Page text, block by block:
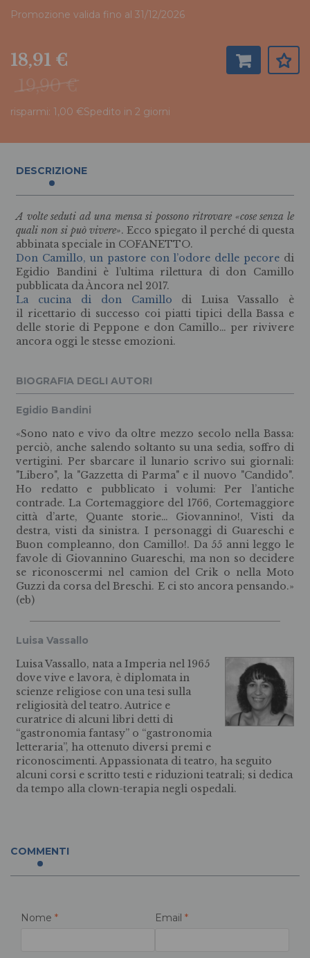
Promozione valida fino al 31/12/2026
19,90 €
18,91 €
risparmi: 1,00 €Spedito in 2 giorni
DESCRIZIONE
A volte seduti ad una mensa si possono ritrovare «cose senza le
quali non si può vivere». Ecco spiegato il perché di questa
abbinata speciale in COFANETTO.
Don Camillo, un pastore con l’odore delle pecore di
Egidio Bandini è l’ultima rilettura di don Camillo
pubblicata da Àncora nel 2017.
La cucina di don Camillo di Luisa Vassallo è
il ricettario di successo coi piatti tipici della Bassa e
delle storie di Peppone e don Camillo… per rivivere
ancora oggi le stesse emozioni.
BIOGRAFIA DEGLI AUTORI
Egidio Bandini
«Sono nato e vivo da oltre mezzo secolo nella Bassa:
perciò, anche salendo soltanto su una sedia, soffro di
vertigini. Per sbarcare il lunario scrivo sui giornali:
"Libero", la "Gazzetta di Parma" e il nuovo "Candido".
Ho redatto e pubblicato i volumi: Per l’antiche
contrade. La Cortemaggiore del 1766, Cortemaggiore
città d’arte, Quante storie… Giovannino!, Visti da
destra, visti da sinistra. I personaggi di Guareschi e
Buon compleanno, don Camillo!. Da 55 anni leggo le
favole di Giovannino Guareschi, ma non so decidere
se riconoscermi nel camion del Crik o nella Moto
Guzzi da corsa del Breschi. E ci sto ancora pensando.»
(eb)
Luisa Vassallo
Luisa Vassallo, nata a Imperia nel 1965
dove vive e lavora, è diplomata in
scienze religiose con una tesi sulla
religiosità del teatro. Autrice e
curatrice di alcuni libri detti di
“gastronomia fantasy” o “gastronomia
letteraria”, ha ottenuto diversi premi e
riconoscimenti. Appassionata di teatro, ha seguito
alcuni corsi e scritto testi e riduzioni teatrali; si dedica
da tempo alla clown-terapia negli ospedali.
COMMENTI
Nome * Email *